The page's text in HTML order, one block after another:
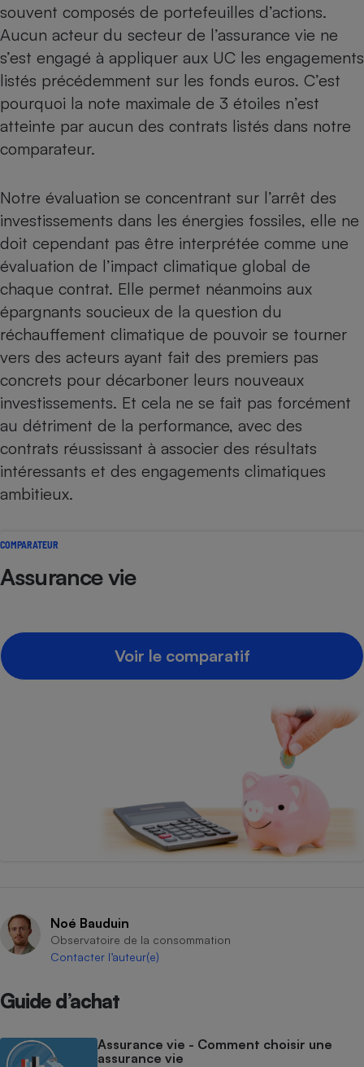
souvent composés de portefeuilles d’actions.
Aucun acteur du secteur de l’assurance vie ne
s’est engagé à appliquer aux UC les engagements
listés précédemment sur les fonds euros. C’est
pourquoi la note maximale de 3 étoiles n’est
atteinte par aucun des contrats listés dans notre
comparateur.
Notre évaluation se concentrant sur l’arrêt des
investissements dans les énergies fossiles, elle ne
doit cependant pas être interprétée comme une
évaluation de l’impact climatique global de
chaque contrat. Elle permet néanmoins aux
épargnants soucieux de la question du
réchauffement climatique de pouvoir se tourner
vers des acteurs ayant fait des premiers pas
concrets pour décarboner leurs nouveaux
investissements. Et cela ne se fait pas forcément
au détriment de la performance, avec des
contrats réussissant à associer des résultats
intéressants et des engagements climatiques
ambitieux.
COMPARATEUR
Assurance vie
Voir le comparatif
Noé Bauduin
Observatoire de la consommation
Contacter l’auteur(e)
Guide d’achat
Assurance vie - Comment choisir une
assurance vie